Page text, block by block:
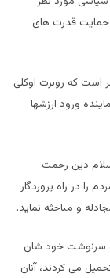
حمایت قدرت های
است که روبرت اوکلی
ورود ارزشها
دین رحمت
در راه پروردگار
و مباحثه نماید.
و سرنوشت خود شان
می کردند، آنان